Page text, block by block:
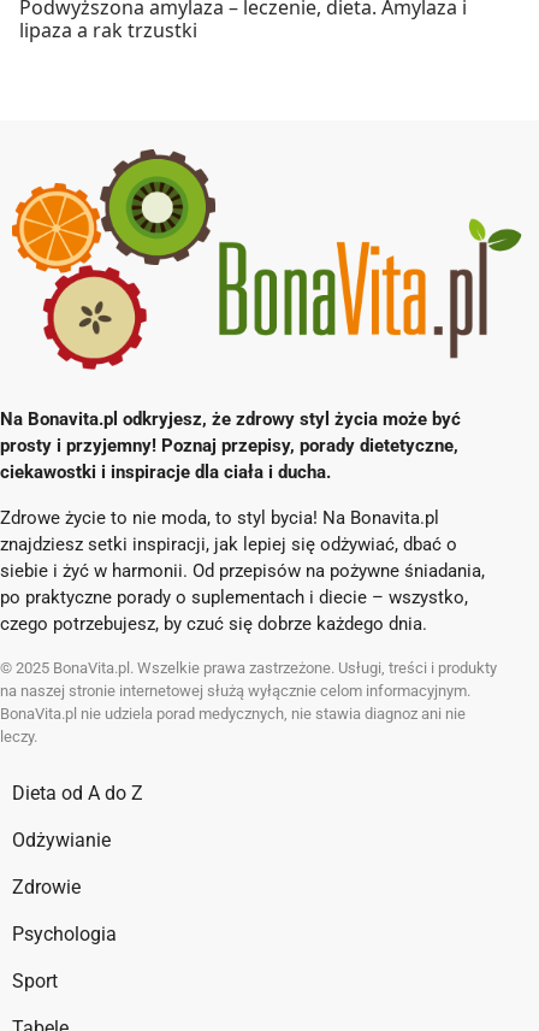
Podwyższona amylaza – leczenie, dieta. Amylaza i
lipaza a rak trzustki
Na Bonavita.pl odkryjesz, że zdrowy styl życia może być
prosty i przyjemny! Poznaj przepisy, porady dietetyczne,
ciekawostki i inspiracje dla ciała i ducha.
Zdrowe życie to nie moda, to styl bycia! Na Bonavita.pl
znajdziesz setki inspiracji, jak lepiej się odżywiać, dbać o
siebie i żyć w harmonii. Od przepisów na pożywne śniadania,
po praktyczne porady o suplementach i diecie – wszystko,
czego potrzebujesz, by czuć się dobrze każdego dnia.
© 2025 BonaVita.pl. Wszelkie prawa zastrzeżone. Usługi, treści i produkty
na naszej stronie internetowej służą wyłącznie celom informacyjnym.
BonaVita.pl nie udziela porad medycznych, nie stawia diagnoz ani nie
leczy.
Dieta od A do Z
Odżywianie
Zdrowie
Psychologia
Sport